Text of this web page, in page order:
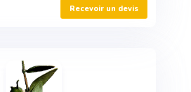
Recevoir un devis